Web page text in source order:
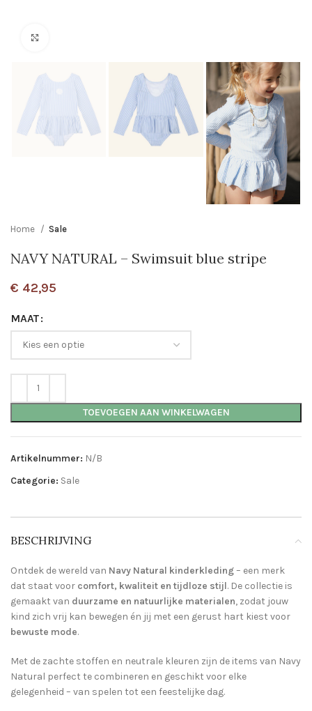
Home Sale
NAVY NATURAL – Swimsuit blue stripe
€ 42,95
MAAT
TOEVOEGEN AAN WINKELWAGEN
Artikelnummer: N/B
Categorie: Sale
BESCHRIJVING
Ontdek de wereld van Navy Natural kinderkleding– een merk
dat staat voor comfort, kwaliteit en tijdloze stijl. De collectie is
gemaakt van duurzame en natuurlijke materialen, zodat jouw
kind zich vrij kan bewegen én jij met een gerust hart kiest voor
bewuste mode.
Met de zachte stoffen en neutrale kleuren zijn de items van Navy
Natural perfect te combineren en geschikt voor elke
gelegenheid – van spelen tot een feestelijke dag.